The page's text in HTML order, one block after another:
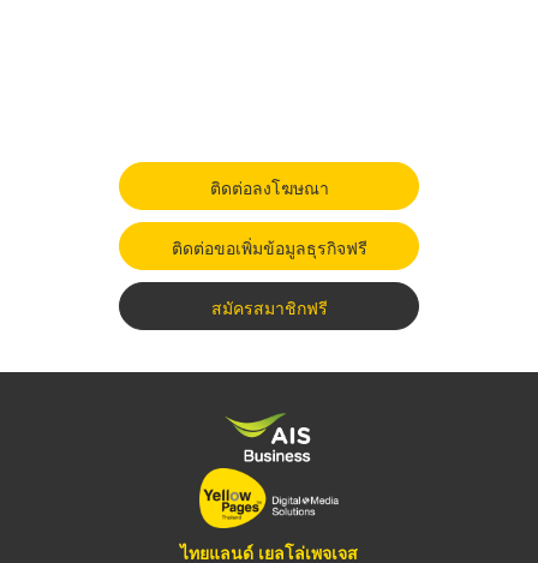
ติดต่อลงโฆษณา
ติดต่อขอเพิ่มข้อมูลธุรกิจฟรี
สมัครสมาชิกฟรี
ไทยแลนด์ เยลโล่เพจเจส